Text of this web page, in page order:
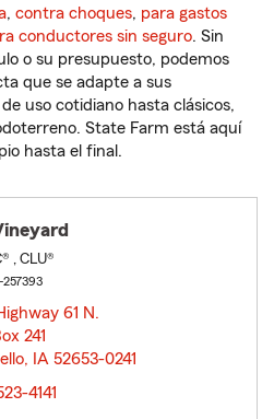
, contra choques, para gastos
conductores sin seguro. Sin
o su presupuesto, podemos
que se adapte a sus
uso cotidiano hasta clásicos,
State Farm está aquí
hasta el final.
, CLU®
61 N.
241
IA 52653-0241
4141